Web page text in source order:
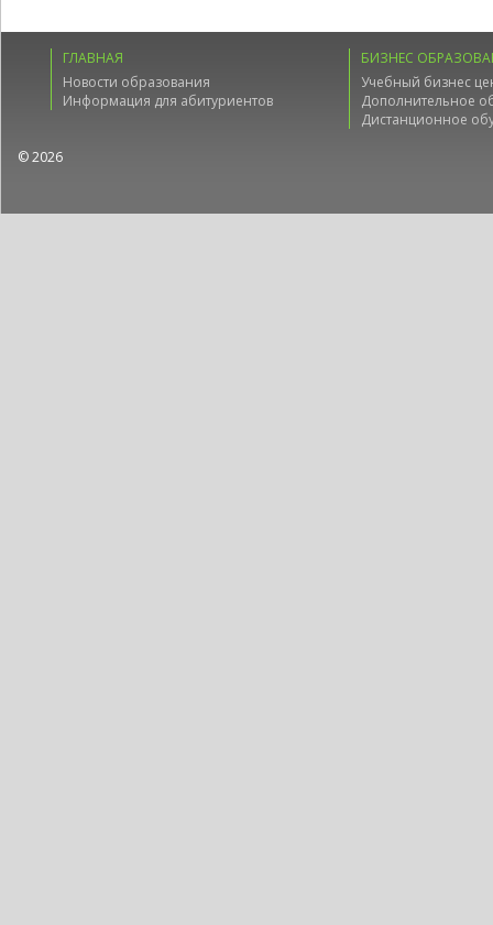
ГЛАВНАЯ
Новости образования
Информация для абитуриентов
БИЗНЕС
Учебный бизнес
Дополнительное
Дистанционное
© 2026